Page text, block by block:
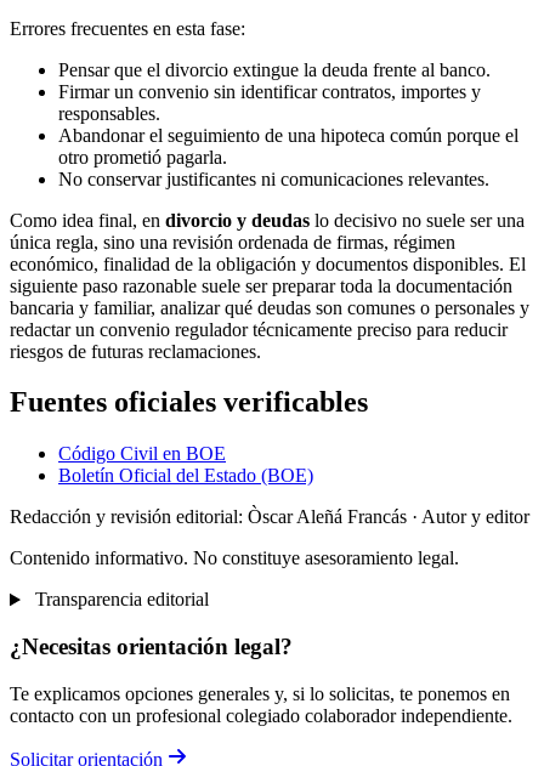
Errores frecuentes en esta fase:
Pensar que el divorcio extingue la deuda frente al banco.
Firmar un convenio sin identificar contratos, importes y
responsables.
Abandonar el seguimiento de una hipoteca común porque el
otro prometió pagarla.
No conservar justificantes ni comunicaciones relevantes.
Como idea final, en divorcio y deudas lo decisivo no suele ser una
única regla, sino una revisión ordenada de firmas, régimen
económico, finalidad de la obligación y documentos disponibles. El
siguiente paso razonable suele ser preparar toda la documentación
bancaria y familiar, analizar qué deudas son comunes o personales y
redactar un convenio regulador técnicamente preciso para reducir
riesgos de futuras reclamaciones.
Fuentes oficiales verificables
Código Civil en BOE
Boletín Oficial del Estado (BOE)
Redacción y revisión editorial: Òscar Aleñá Francás · Autor y editor
Contenido informativo. No constituye asesoramiento legal.
Transparencia editorial
¿Necesitas orientación legal?
Te explicamos opciones generales y, si lo solicitas, te ponemos en
contacto con un profesional colegiado colaborador independiente.
Solicitar orientación